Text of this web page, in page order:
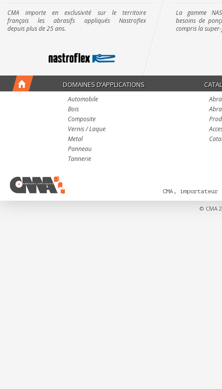
CMA importe en exclusivité sur le territoire
français les abrasifs appliqués Nastroflex
depuis plus de 25 ans.
La gamme
besoins de
compris la
DOMAINES D’APPLICATIONS
Automobile
Bois
Composite
Vernis / Laque
Metal
Panneau
Tannerie
CMA,
© CMA